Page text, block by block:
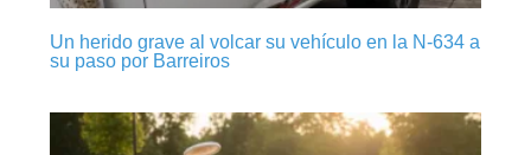
Un herido grave al volcar su vehículo en la N-634 a
su paso por Barreiros